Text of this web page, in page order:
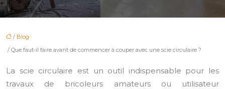
/ Blog
/ Que faut-il faire avant de commencer à couper avec une scie circulaire ?
La scie circulaire est un outil indispensable pour les
travaux de bricoleurs amateurs ou utilisateur